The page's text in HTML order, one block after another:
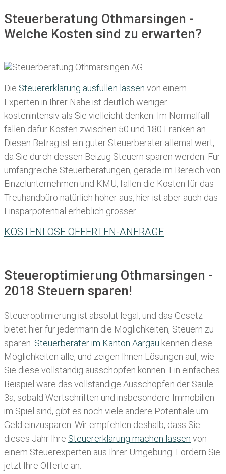
Steuerberatung Othmarsingen -
Welche Kosten sind zu erwarten?
Die Steuererklärung ausfüllen lassen von einem
Experten in Ihrer Nähe ist deutlich weniger
kostenintensiv als Sie vielleicht denken. Im Normalfall
fallen dafür Kosten zwischen 50 und 180 Franken an.
Diesen Betrag ist ein guter Steuerberater allemal wert,
da Sie durch dessen Beizug Steuern sparen werden. Für
umfangreiche Steuerberatungen, gerade im Bereich von
Einzelunternehmen und KMU, fallen die Kosten für das
Treuhandbüro natürlich höher aus, hier ist aber auch das
Einsparpotential erheblich grösser.
KOSTENLOSE OFFERTEN-ANFRAGE
Steueroptimierung Othmarsingen -
2018 Steuern sparen!
Steueroptimierung ist absolut legal, und das Gesetz
bietet hier für jedermann die Möglichkeiten, Steuern zu
sparen. Steuerberater im K anton Aargau kennen diese
Möglichkeiten alle, und zeigen Ihnen Lösungen auf, wie
Sie diese vollständig ausschöpfen können. Ein einfaches
Beispiel wäre das vollständige Ausschöpfen der Säule
3a, sobald Wertschriften und insbesondere Immobilien
im Spiel sind, gibt es noch viele andere Potentiale um
Geld einzusparen. Wir empfehlen deshalb, dass Sie
dieses Jahr Ihre Steuererklärung machen lassen von
einem Steuerexperten aus Ihrer Umgebung. Fordern Sie
jetzt Ihre Offerte an: